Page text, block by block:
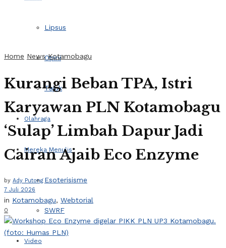
Lipsus
Opini
Tajuk
Olahraga
Mereka Menulis
Esoterisisme
SWRF
Video
Home News Kotamobagu
Kurangi Beban TPA, Istri
Karyawan PLN Kotamobagu
‘Sulap’ Limbah Dapur Jadi
Cairan Ajaib Eco Enzyme
by Ady Putong
7 Juli 2026
in Kotamobagu, Webtorial
0